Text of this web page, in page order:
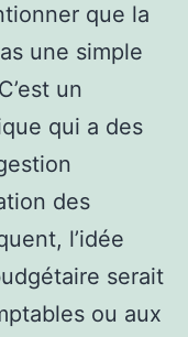
que la
une simple
un
qui a des
des
l’idée
serait
ou aux